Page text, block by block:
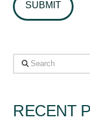
Search
RECENT